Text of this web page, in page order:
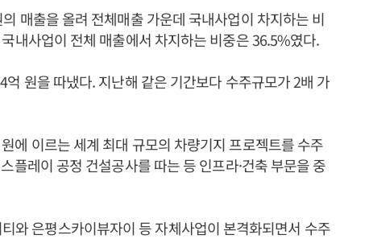
매출을 올려 전체매출 가운데 국내사업이 차지하는 비
내사업이 전체 매출에서 차지하는 비중은 36.5%였다.
원을 따냈다. 지난해 같은 기간보다 수주규모가 2배 가
에 이르는 세계 최대 규모의 차량기지 프로젝트를 수주
플레이 공정 건설공사를 따는 등 인프라·건축 부문을 중
와 은평스카이뷰자이 등 자체사업이 본격화되면서 수주